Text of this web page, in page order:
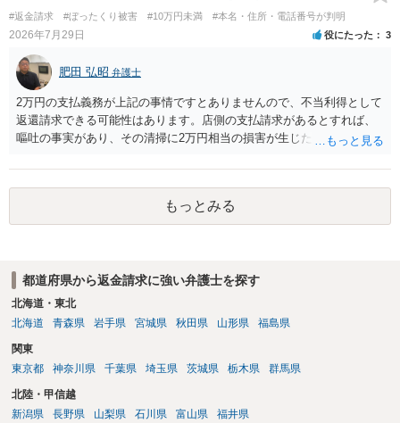
#返金請求 #ぼったくり被害 #10万円未満 #本名・住所・電話番号が判明
2026年7月29日 役にたった 3
肥田 弘昭 弁護士
2万円の支払義務が上記の事情ですとありませんので、不当利得として
返還請求できる可能性はあります。店側の支払請求があるとすれば、
嘔吐の事実があり、その清掃に2万円相当の損害が生じた場合です。ご
もっとみる
都道府県から返金請求に強い弁護士を探す
北海道・東北
北海道
青森県 岩手県 宮城県 秋田県 山形県 福島県
関東
東京都
神奈川県 千葉県 埼玉県 茨城県 栃木県 群馬県
北陸・甲信越
新潟県
長野県 山梨県 石川県 富山県 福井県